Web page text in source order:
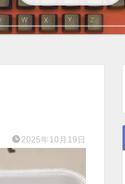
2025年10月19日